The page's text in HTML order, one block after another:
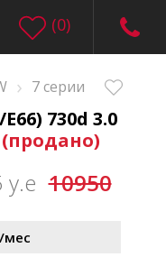
(0)
› 7 серии
730d 3.0
(продано)
10950
мес